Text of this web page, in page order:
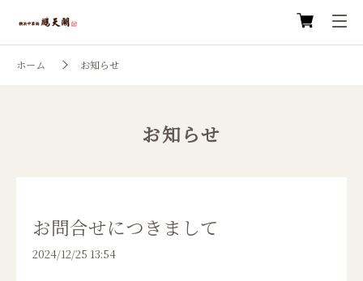
ホーム お知らせ
お知らせ
お問合せにつきまして
2024/12/25 13:54